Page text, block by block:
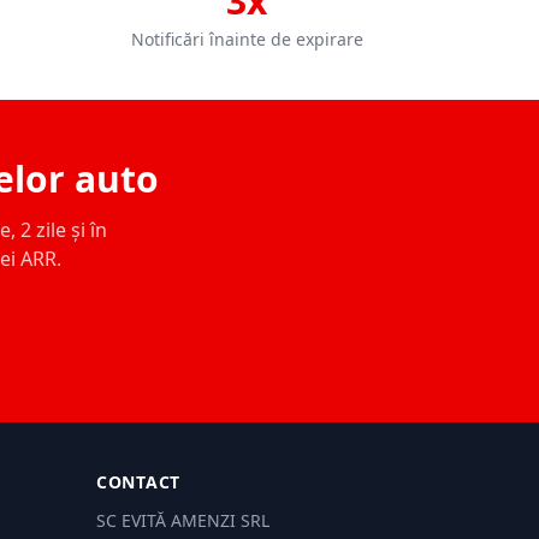
Notificări înainte de expirare
auto
2 zile și în
ARR.
CONTACT
SC EVITĂ AMENZI SRL